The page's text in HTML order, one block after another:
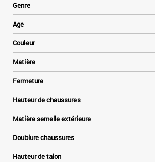
Genre
Age
Couleur
Matière
Fermeture
Hauteur de chaussures
Matière semelle extérieure
Doublure chaussures
Hauteur de talon